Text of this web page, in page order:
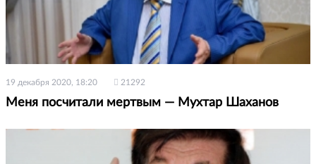
19 декабря 2020, 18:20 21292
Меня посчитали мертвым — Мухтар Шаханов